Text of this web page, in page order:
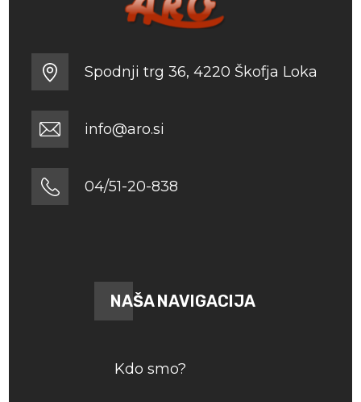
Spodnji trg 36, 4220 Škofja Loka
info@aro.si
04/51-20-838
NAŠA NAVIGACIJA
Kdo smo?